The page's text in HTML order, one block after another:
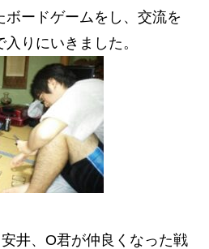
ードゲームをし、交流を
りにいきました。
井、O君が仲良くなった戦